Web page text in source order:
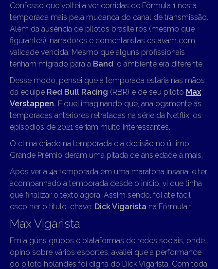
Confesso que voltei a ver corridas de Fórmula 1 nesta
temporada mais pela mudança do canal de transmissão.
Além da ausência de pilotos brasileiros (mesmo que
figurantes), narradores e comentaristas estavam com
validade vencida. Mesmo que alguns profissionais
tenham migrado para a Band , o ambiente era diferente.
Desse modo, pensei que a temporada estaria nas mãos
da equipe Red Bull Racing (RBR) e de seu piloto Max
Verstappen. Fiquei imaginando que, analogamente às
temporadas anteriores retratadas na série da Netflix, os
episódios de 2021 seriam muito interessantes.
O clima criado na temporada e a decisão no último
Grande Prêmio deram uma pitada de ansiedade a mais.
Após ver a 4a temporada em uma maratona insana, e ter
acompanhado a temporada desde o início, vi que tinha
que finalizar o texto agora. Assim sendo, foi até fácil
escolher o título-chave: Dick Vigarista na Fórmula 1.
Max Vigarista
Em alguns grupos e plataformas de redes sociais, onde
opino sobre vários esportes, avaliei que a performance
do piloto holandês foi digna do Dick Vigarista. Com toda